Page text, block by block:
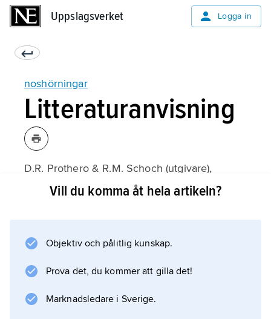
Uppslagsverket Logga in
noshörningar
Litteraturanvisning
D.R. Prothero & R.M. Schoch (utgivare),
The Evolution of Perissodactyls
Vill du komma åt hela artikeln?
Objektiv och pålitlig kunskap.
Prova det, du kommer att gilla det!
Marknadsledare i Sverige.